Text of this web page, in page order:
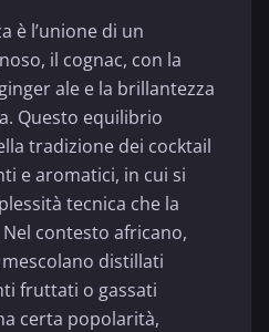
è l’unione di un
il cognac, con la
ale e la brillantezza
Questo equilibrio
tradizione dei cocktail
e aromatici, in cui si
tecnica che la
contesto africano,
distillati
fruttati o gassati
certa popolarità,